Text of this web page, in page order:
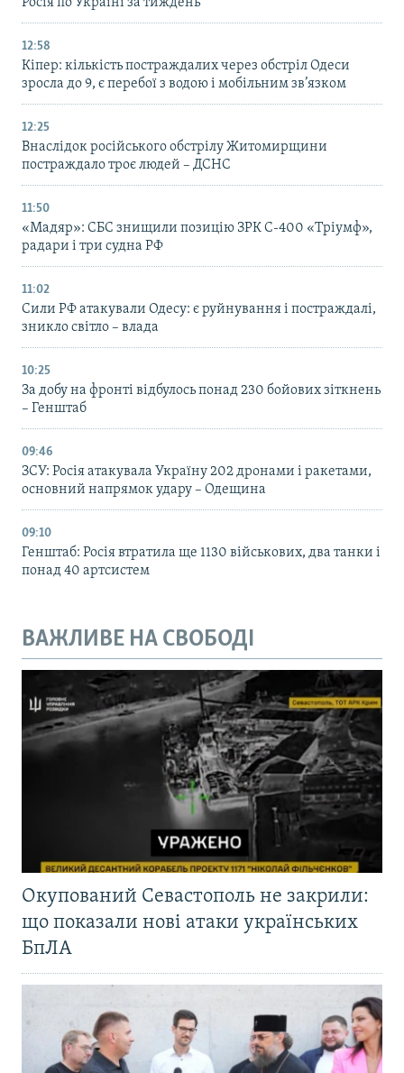
12:58
Кіпер: кількість постраждалих через обстріл Одеси
зросла до 9, є перебої з водою і мобільним зв’язком
12:25
Внаслідок російського обстрілу Житомирщини
постраждало троє людей – ДСНС
11:50
«Мадяр»: СБС знищили позицію ЗРК С-400 «Тріумф»,
радари і три судна РФ
11:02
Сили РФ атакували Одесу: є руйнування і постраждалі,
зникло світло – влада
10:25
За добу на фронті відбулось понад 230 бойових зіткнень
– Генштаб
09:46
ЗСУ: Росія атакувала Україну 202 дронами і ракетами,
основний напрямок удару – Одещина
09:10
Генштаб: Росія втратила ще 1130 військових, два танки і
понад 40 артсистем
ВАЖЛИВЕ НА СВОБОДІ
Окупований Севастополь не закрили:
що показали нові атаки українських
БпЛА